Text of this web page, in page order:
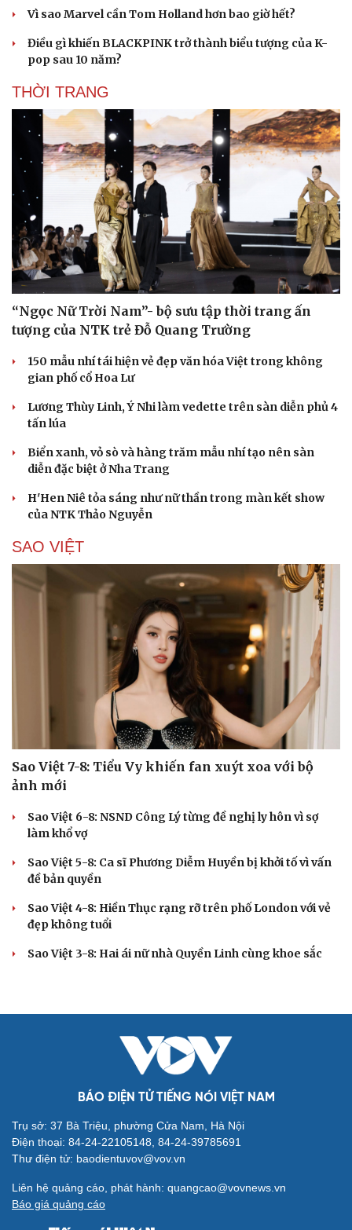
Vì sao Marvel cần Tom Holland hơn bao giờ hết?
Điều gì khiến BLACKPINK trở thành biểu tượng của K-
pop sau 10 năm?
THỜI TRANG
“Ngọc Nữ Trời Nam”- bộ sưu tập thời trang ấn
tượng của NTK trẻ Đỗ Quang Trường
150 mẫu nhí tái hiện vẻ đẹp văn hóa Việt trong không
gian phố cổ Hoa Lư
Lương Thùy Linh, Ý Nhi làm vedette trên sàn diễn phủ 4
tấn lúa
Biển xanh, vỏ sò và hàng trăm mẫu nhí tạo nên sàn
diễn đặc biệt ở Nha Trang
H'Hen Niê tỏa sáng như nữ thần trong màn kết show
của NTK Thảo Nguyễn
SAO VIỆT
Sao Việt 7-8: Tiểu Vy khiến fan xuýt xoa với bộ
ảnh mới
Sao Việt 6-8: NSND Công Lý từng đề nghị ly hôn vì sợ
làm khổ vợ
Sao Việt 5-8: Ca sĩ Phương Diễm Huyền bị khởi tố vì vấn
đề bản quyền
Sao Việt 4-8: Hiền Thục rạng rỡ trên phố London với vẻ
đẹp không tuổi
Sao Việt 3-8: Hai ái nữ nhà Quyền Linh cùng khoe sắc
BÁO ĐIỆN TỬ TIẾNG NÓI VIỆT NAM
Trụ sở: 37 Bà Triệu, phường Cửa Nam, Hà Nội
Điện thoại: 84-24-22105148, 84-24-39785691
Thư điện tử: baodientuvov@vov.vn
Liên hệ quảng cáo, phát hành: quangcao@vovnews.vn
Báo giá quảng cáo